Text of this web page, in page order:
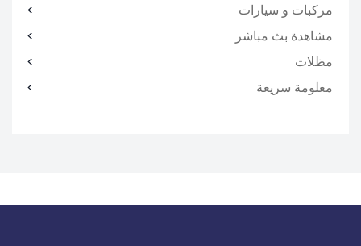
مركبات و سيارات
مشاهدة بث مباشر
مظلات
معلومة سريعة